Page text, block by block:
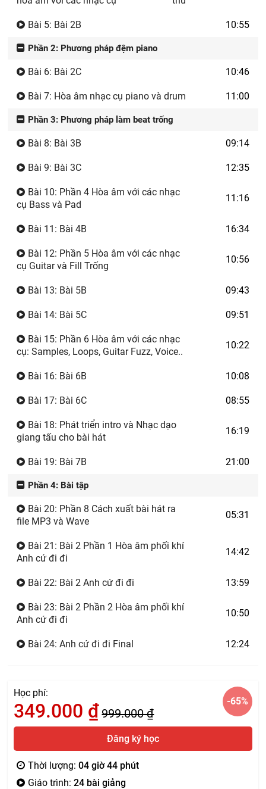
Bài 5: Bài 2B 10:55
Phần 2: Phương pháp đệm piano
Bài 6: Bài 2C 10:46
Bài 7: Hòa âm nhạc cụ piano và drum 11:00
Phần 3: Phương pháp làm beat trống
Bài 8: Bài 3B 09:14
Bài 9: Bài 3C 12:35
Bài 10: Phần 4 Hòa âm với các nhạc
cụ Bass và Pad
11:16
Bài 11: Bài 4B 16:34
Bài 12: Phần 5 Hòa âm với các nhạc
cụ Guitar và Fill Trống
10:56
Bài 13: Bài 5B 09:43
Bài 14: Bài 5C 09:51
Bài 15: Phần 6 Hòa âm với các nhạc
cụ: Samples, Loops, Guitar Fuzz, Voice..
10:22
Bài 16: Bài 6B 10:08
Bài 17: Bài 6C 08:55
Bài 18: Phát triển intro và Nhạc dạo
giang tấu cho bài hát
16:19
Bài 19: Bài 7B 21:00
Phần 4: Bài tập
Bài 20: Phần 8 Cách xuất bài hát ra
file MP3 và Wave
05:31
Bài 21: Bài 2 Phần 1 Hòa âm phối khí
Anh cứ đi đi
14:42
Bài 22: Bài 2 Anh cứ đi đi 13:59
Bài 23: Bài 2 Phần 2 Hòa âm phối khí
Anh cứ đi đi
10:50
Bài 24: Anh cứ đi đi Final 12:24
Học phí:
349.000 ₫999.000₫
-65%
Đăng ký học
Thời lượng:04 giờ 44 phút
Giáo trình:24 bài giảng